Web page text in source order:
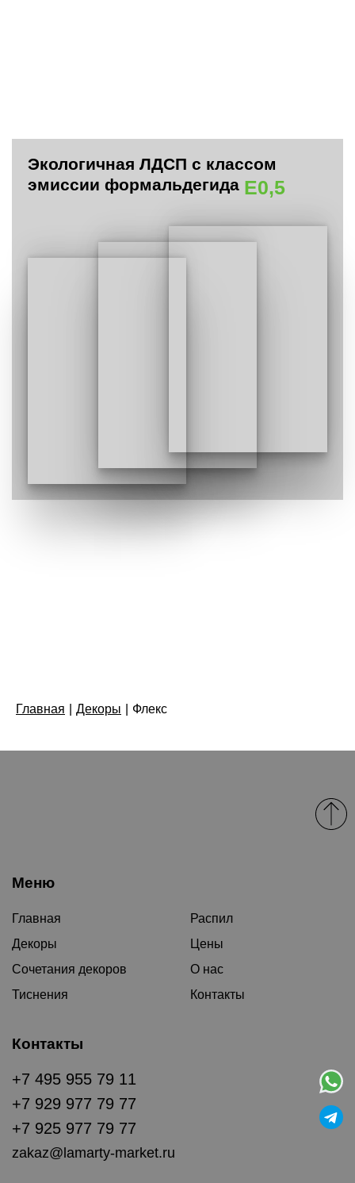
Экологичная ЛДСП с классом
эмиссии формальдегида E0,5
Главная Декоры Флекс
Меню
Главная
Декоры
Сочетания декоров
Тиснения
Распил
Цены
О нас
Контакты
Контакты
+7 495 955 79 11
+7 929 977 79 77
+7 925 977 79 77
zakaz@lamarty-market.ru